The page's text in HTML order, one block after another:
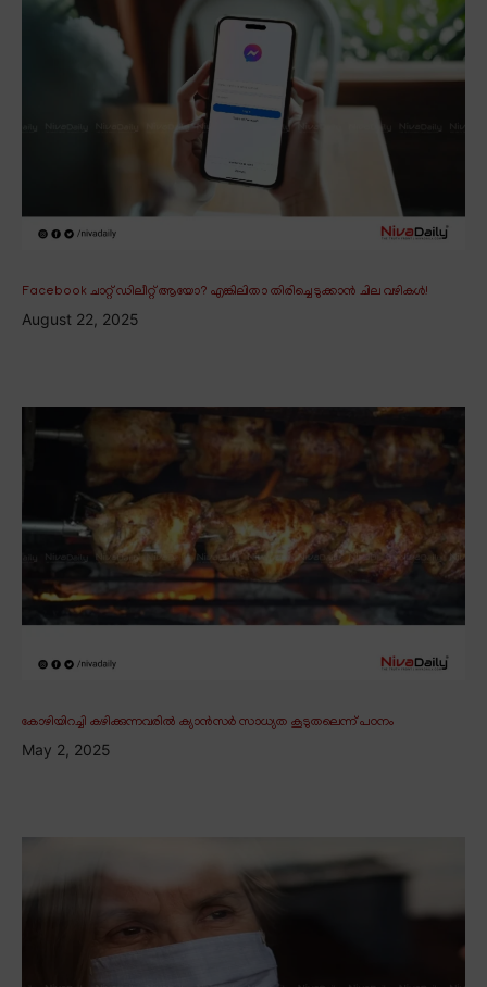
Facebook ചാറ്റ് ഡിലീറ്റ് ആയോ? എങ്കിലിതാ തിരിച്ചെടുക്കാൻ ചില വഴികൾ!
August 22, 2025
കോഴിയിറച്ചി കഴിക്കുന്നവരിൽ ക്യാൻസർ സാധ്യത കൂടുതലെന്ന് പഠനം
May 2, 2025